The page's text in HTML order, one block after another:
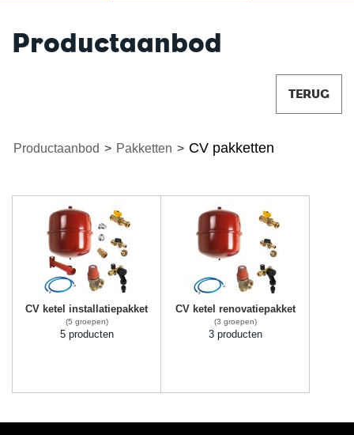
Productaanbod
TERUG
Productaanbod > Pakketten > CV pakketten
CV ketel installatiepakket
(5 groepen)
5 producten
CV ketel renovatiepakket
(3 groepen)
3 producten